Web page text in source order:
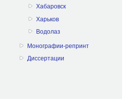
Хабаровск
Харьков
Водолаз
Монографии-репринт
Диссертации